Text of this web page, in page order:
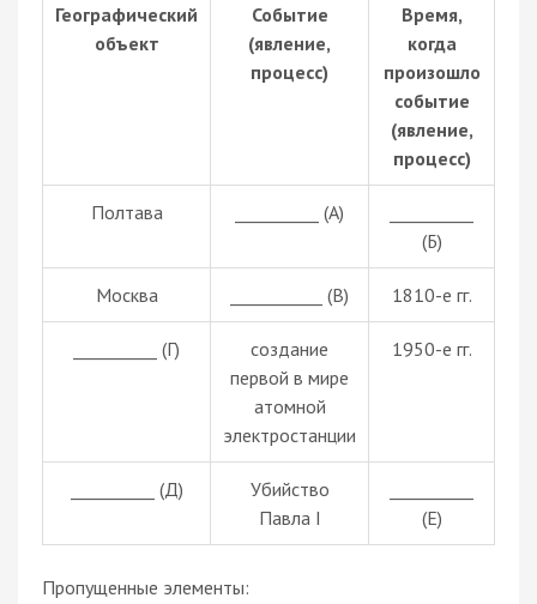
Географический
объект
Событие
(явление,
процесс)
Время,
когда
произошло
событие
(явление,
процесс)
Полтава __________ (А)
(Б)
Москва ___________ (В) 1810-е гг.
__________ (Г)
создание
первой в мире
атомной
электростанции
1950-е гг.
__________ (Д)
Убийство
Павла I
(Е)
Пропущенные элементы: